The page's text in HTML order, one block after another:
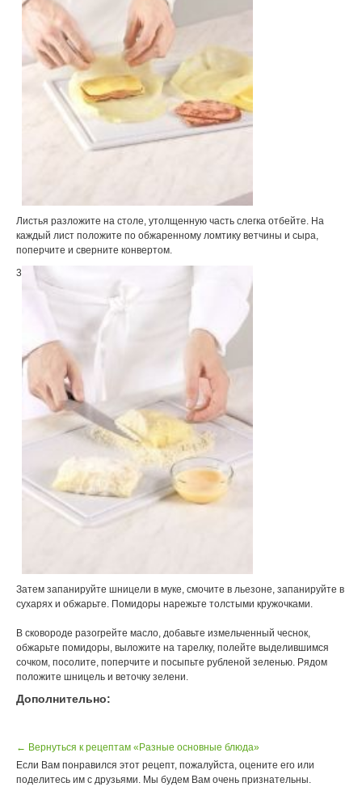
Листья разложите на столе, утолщенную часть слегка отбейте. На
каждый лист положите по обжаренному ломтику ветчины и сыра,
поперчите и сверните конвертом.
3
Затем запанируйте шницели в муке, смочите в льезоне, запанируйте в
сухарях и обжарьте. Помидоры нарежьте толстыми кружочками.
В сковороде разогрейте масло, добавьте измельченный чеснок,
обжарьте помидоры, выложите на тарелку, полейте выделившимся
сочком, посолите, поперчите и посыпьте рубленой зеленью. Рядом
положите шницель и веточку зелени.
Дополнительно:
← Вернуться к рецептам «Разные основные блюда»
Если Вам понравился этот рецепт, пожалуйста, оцените его или
поделитесь им с друзьями. Мы будем Вам очень признательны.